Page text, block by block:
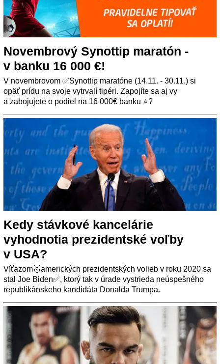
Novembrový Synottip maratón -
v banku 16 000 €!
V novembrovom ✅Synottip maratóne (14.11. - 30.11.) si
opäť prídu na svoje vytrvalí tipéri. Zapojíte sa aj vy
a zabojujete o podiel na 16 000€ banku ⭐?
Kedy stávkové kancelárie
vyhodnotia prezidentské voľby
v USA?
Víťazom🥇amerických prezidentských volieb v roku 2020 sa
stal Joe Biden✅, ktorý tak v úrade vystrieda neúspešného
republikánskeho kandidáta Donalda Trumpa.